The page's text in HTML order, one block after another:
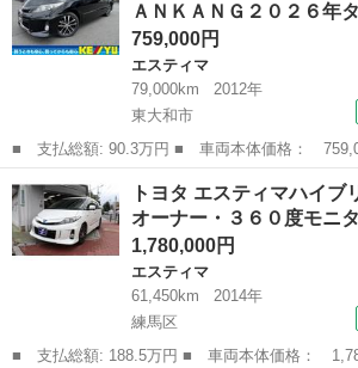
ーダー フルセ... ＡＮＫＡＮＧ２０２６年
759,000円
エスティマ
79,000km
2012年
東大和市
■ 支払総額: 90.3万円 ■ 車両本体価格： 759,000 円 ■ メーカー
名： トヨタ ■ 車種名： エスティマ ■ グレ
ス 東大和仕入／ＮＡＮＫＡＮＧ２０２６年タイ
モニター／ＣＤ...
東京 東大和市 エスティマ
トヨタ エスティマハイ
オーナー・３６０度モニ
1,780,000円
エスティマ
61,450km
2014年
練馬区
■ 支払総額: 188.5万円 ■ 車両本体価格： 1,780,000 円 ■ メーカ